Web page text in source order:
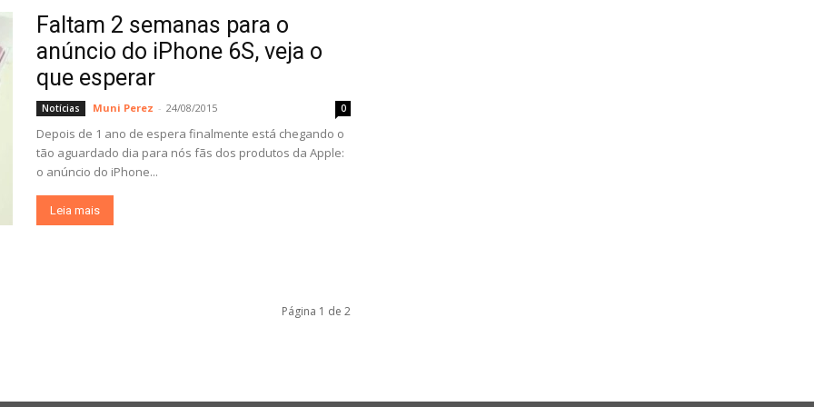
Faltam 2 semanas para o
anúncio do iPhone 6S, veja o
que esperar
Notícias Muni Perez - 24/08/2015 0
Depois de 1 ano de espera finalmente está chegando o
tão aguardado dia para nós fãs dos produtos da Apple:
o anúncio do iPhone...
Leia mais
Página 1 de 2